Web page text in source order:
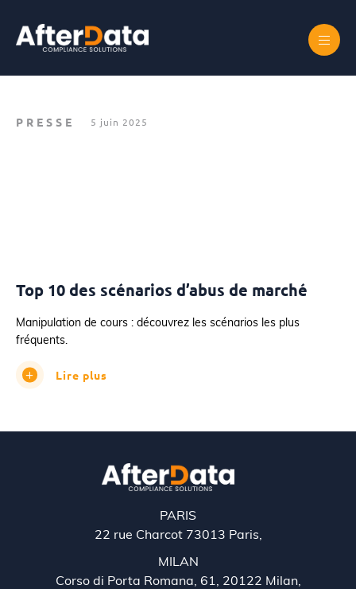
content
PRESSE 5 juin 2025
Top 10 des scénarios d’abus de marché
Manipulation de cours : découvrez les scénarios les plus
fréquents.
Lire plus
PARIS
22 rue Charcot 73013 Paris,
MILAN
Corso di Porta Romana, 61, 20122 Milan,